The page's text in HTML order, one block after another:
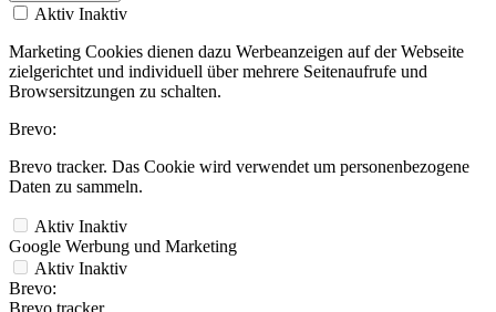
Aktiv Inaktiv
Marketing Cookies dienen dazu Werbeanzeigen auf der Webseite
zielgerichtet und individuell über mehrere Seitenaufrufe und
Browsersitzungen zu schalten.
Brevo:
Brevo tracker. Das Cookie wird verwendet um personenbezogene
Daten zu sammeln.
Aktiv Inaktiv
Google Werbung und Marketing
Aktiv Inaktiv
Brevo:
Brevo tracker